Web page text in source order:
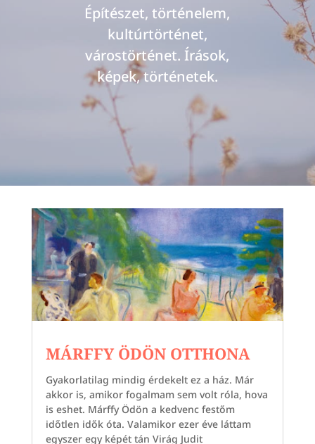
Építészet, történelem,
kultúrtörténet,
várostörténet. Írások,
képek, történetek.
MÁRFFY ÖDÖN OTTHONA
Gyakorlatilag mindig érdekelt ez a ház. Már
akkor is, amikor fogalmam sem volt róla, hova
is eshet. Márffy Ödön a kedvenc festőm
időtlen idők óta. Valamikor ezer éve láttam
egyszer egy képét tán Virág Judit